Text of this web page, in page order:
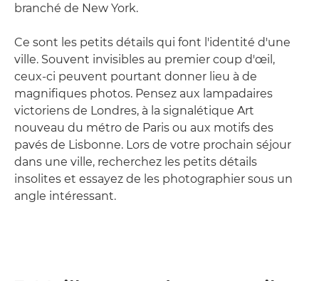
branché de New York.
Ce sont les petits détails qui font l'identité d'une
ville. Souvent invisibles au premier coup d'œil,
ceux-ci peuvent pourtant donner lieu à de
magnifiques photos. Pensez aux lampadaires
victoriens de Londres, à la signalétique Art
nouveau du métro de Paris ou aux motifs des
pavés de Lisbonne. Lors de votre prochain séjour
dans une ville, recherchez les petits détails
insolites et essayez de les photographier sous un
angle intéressant.